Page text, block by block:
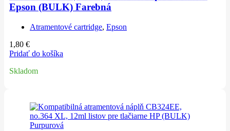
Epson (BULK) Farebná
Atramentové cartridge, Epson
1,80 €
Pridať do košíka
Skladom